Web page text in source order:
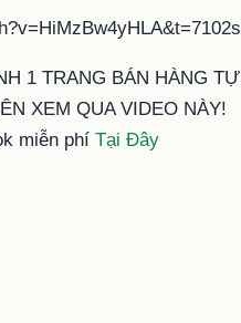
1 TRANG BÁN HÀNG TỰ
XEM QUA VIDEO NÀY!
miễn phí Tại Đây